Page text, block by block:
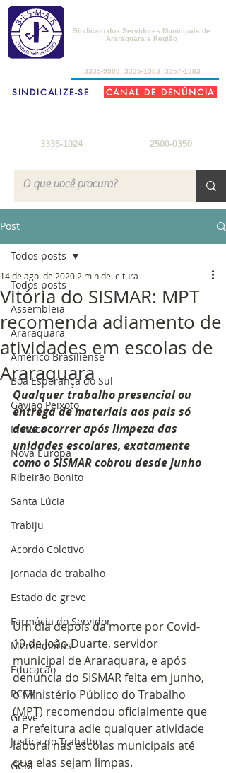
3335-9909
3335-1983 3357-1983
3335-1024
Sindicato dos Servidores Municipais de
Araraquara e Região
SINDICALIZE-SE
2500-0350
CANAL DE DENÚNCIA
Post
Todos posts
Assembleia
Araraquara
Américo Brasiliense
Boa Esperança do Sul
Gavião Peixoto
Motuca
Nova Europa
Ribeirão Bonito
Santa Lúcia
Trabiju
Acordo Coletivo
Jornada de trabalho
Estado de greve
Farmácia do Servidor
Merendeiras
Educação
PCCV
Greve
Justiça do Trabalho
GCM
Todos posts
Vitória do SISMAR: MPT
recomenda adiamento de
atividades em escolas de
Araraquara
14 de ago. de 2020 2 min de leitura
Qualquer trabalho presencial ou
entrega de materiais aos pais só
deve ocorrer após limpeza das
unidades escolares, exatamente
como o SISMAR cobrou desde junho
Um dia depois da morte por Covid-
19 de João Duarte, servidor
municipal de Araraquara, e após
denúncia do SISMAR feita em junho,
o Ministério Público do Trabalho
(MPT) recomendou oficialmente que
a Prefeitura adie qualquer atividade
laboral nas escolas municipais até
que elas sejam limpas.